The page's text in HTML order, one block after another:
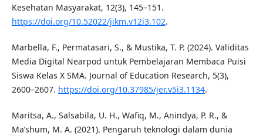
Kesehatan Masyarakat, 12(3), 145–151.
https://doi.org/10.52022/jikm.v12i3.102.
Marbella, F., Permatasari, S., & Mustika, T. P. (2024). Validitas
Media Digital Nearpod untuk Pembelajaran Membaca Puisi
Siswa Kelas X SMA. Journal of Education Research, 5(3),
2600–2607. https://doi.org/10.37985/jer.v5i3.1134.
Maritsa, A., Salsabila, U. H., Wafiq, M., Anindya, P. R., &
Ma’shum, M. A. (2021). Pengaruh teknologi dalam dunia